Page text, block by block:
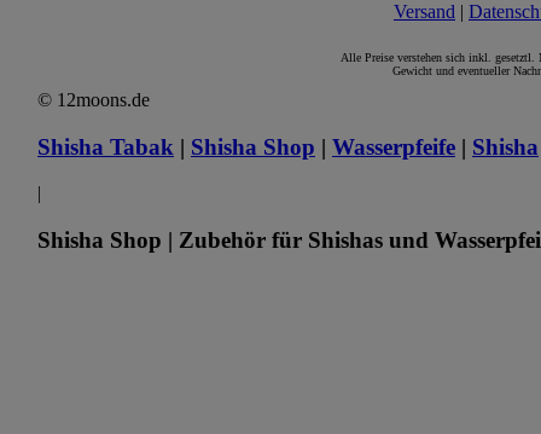
Versand |
Alle Preise verstehen sich inkl.
Gewicht und eventueller
© 12moons.de
Shisha Tabak | Shisha Shop | Wasserpfeife | Shisha
|
Shisha Shop | Zubehör für Shishas und